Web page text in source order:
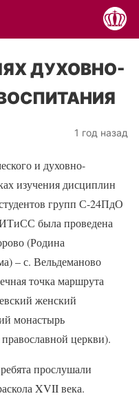
ДУХОВНО-
1 год назад
и духовно-
изучения дисциплин
групп С-24ПдО
была проведена
(Родина
– с. Вельдеманово
точка маршрута
женский
монастырь
церкви).
прослушали
XVII века.